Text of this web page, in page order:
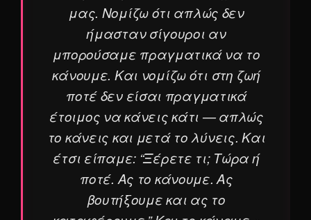
μας. Νομίζω ότι απλώς δεν
ήμασταν σίγουροι αν
μπορούσαμε πραγματικά να το
κάνουμε. Και νομίζω ότι στη ζωή
ποτέ δεν είσαι πραγματικά
έτοιμος να κάνεις κάτι — απλώς
το κάνεις και μετά το λύνεις. Και
έτσι είπαμε: “Ξέρετε τι; Τώρα ή
ποτέ. Ας το κάνουμε. Ας
βουτήξουμε και ας το